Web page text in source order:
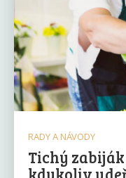
RADY A NÁVODY
Tichý
kdykoliv